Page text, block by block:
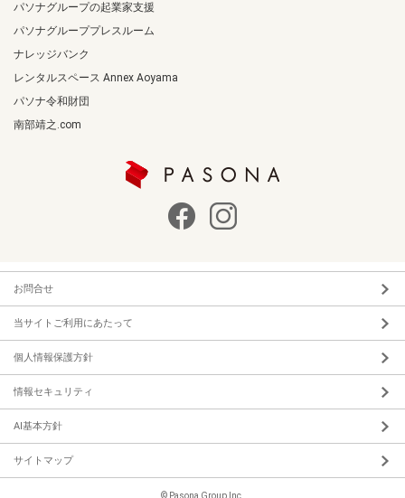
パソナグループの起業家支援
パソナグループプレスルーム
ナレッジバンク
レンタルスペース Annex Aoyama
パソナ令和財団
南部靖之.com
お問合せ
当サイトご利用にあたって
個人情報保護方針
情報セキュリティ
AI基本方針
サイトマップ
© Pasona Group Inc.